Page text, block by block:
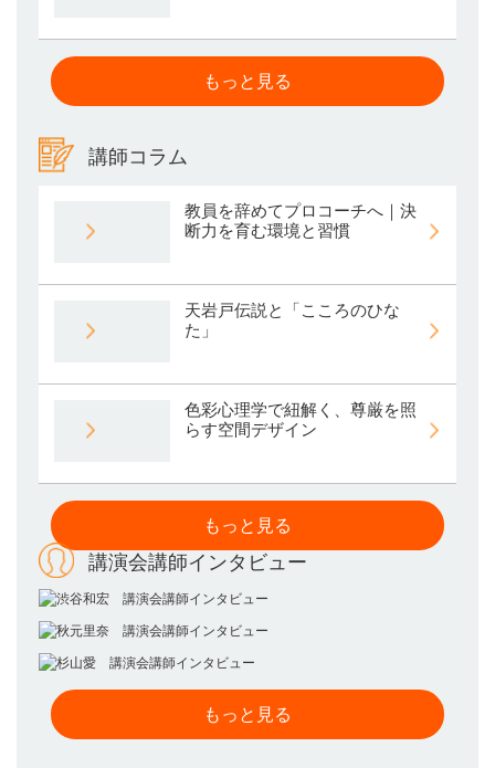
もっと見る
講師コラム
教員を辞めてプロコーチへ｜決
断力を育む環境と習慣
天岩戸伝説と「こころのひな
た」
色彩心理学で紐解く、尊厳を照
らす空間デザイン
もっと見る
講演会講師インタビュー
もっと見る